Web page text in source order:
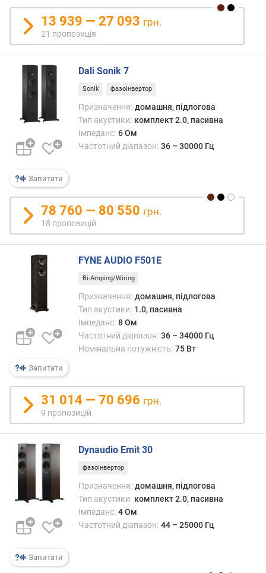
л
)
м
а
к
с
и
а
ь
н
п
у
н
п
д
с
л
ю
а
(
т
)
п
о
т
ж
н
13 939 — 27 093 грн.
21 пропозиція
Запитати
Dali Sonik 7
Sonik фазоінвертор
Призначення: домашня, підлогова
Тип акустики: комплект 2.0, пасивна
Імпеданс: 6 Ом
Частотний діапазон: 36 – 30000 Гц
78 760 — 80 550 грн.
18 пропозицій
Запитати
FYNE AUDIO F501E
Bi-Amping/Wiring
Призначення: домашня, підлогова
Тип акустики: 1.0, пасивна
Імпеданс: 8 Ом
Частотний діапазон: 36 – 34000 Гц
Номінальна потужність: 75 Вт
31 014 — 70 696 грн.
9 пропозицій
Запитати
Dynaudio Emit 30
фазоінвертор
Призначення: домашня, підлогова
Тип акустики: комплект 2.0, пасивна
Імпеданс: 4 Ом
Частотний діапазон: 44 – 25000 Гц